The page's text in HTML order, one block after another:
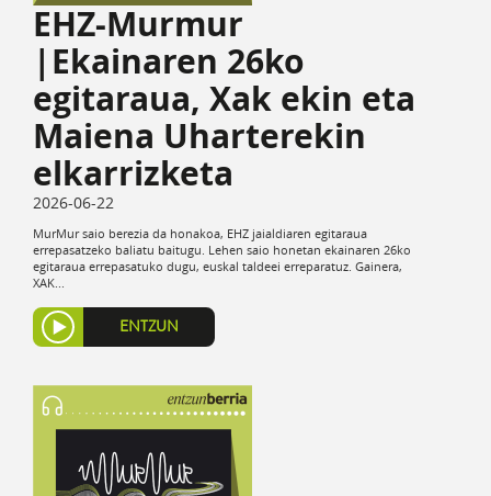
EHZ-Murmur
|Ekainaren 26ko
egitaraua, Xak ekin eta
Maiena Uharterekin
elkarrizketa
2026-06-22
MurMur saio berezia da honakoa, EHZ jaialdiaren egitaraua
errepasatzeko baliatu baitugu. Lehen saio honetan ekainaren 26ko
egitaraua errepasatuko dugu, euskal taldeei erreparatuz. Gainera,
XAK...
ENTZUN